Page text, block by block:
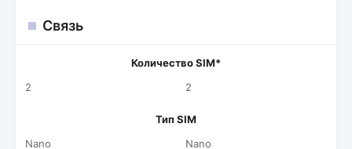
Связь
Количество SIM*
2
2
Тип SIM
Nano
Nano